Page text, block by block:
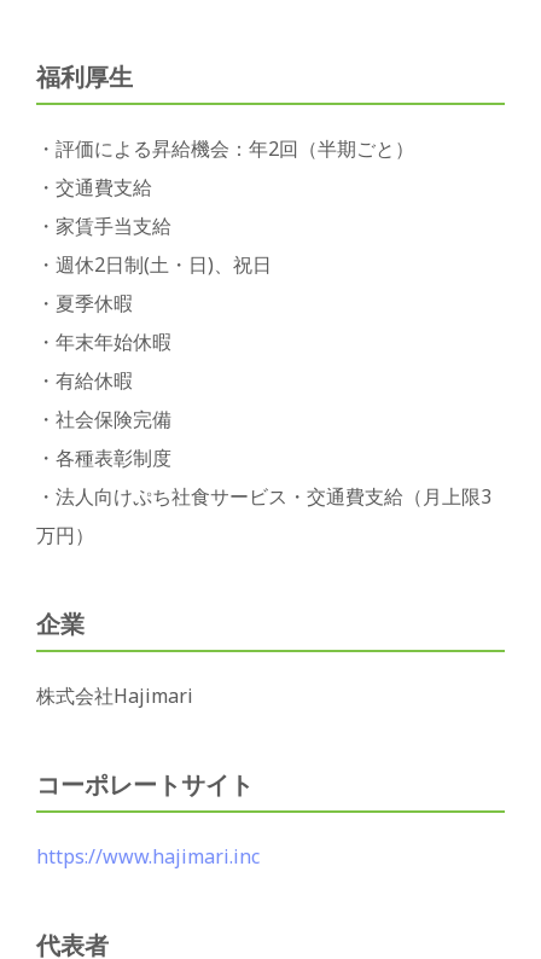
福利厚生
・評価による昇給機会：年2回（半期ごと）
・交通費支給
・家賃手当支給
・週休2日制(土・日)、祝日
・夏季休暇
・年末年始休暇
・有給休暇
・社会保険完備
・各種表彰制度
・法人向けぷち社食サービス・交通費支給（月上限3
万円）
企業
株式会社Hajimari
コーポレートサイト
https://www.hajimari.inc
代表者